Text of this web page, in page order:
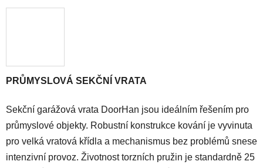
PRŮMYSLOVÁ SEKČNÍ VRATA
Sekční garážová vrata DoorHan jsou ideálním řešením pro
průmyslové objekty. Robustní konstrukce kování je vyvinuta
pro velká vratová křídla a mechanismus bez problémů snese
intenzivní provoz. Životnost torzních pružin je standardně 25